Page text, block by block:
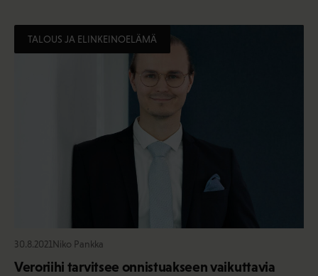
TALOUS JA ELINKEINOELÄMÄ
30.8.2021Niko Pankka
Veroriihi tarvitsee onnistuakseen vaikuttavia